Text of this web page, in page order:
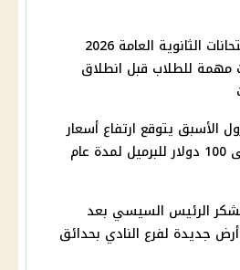
جدول امتحانات الثانوية العامة 2026
مهمة للطلاب قبل انطلاق
الأسبق يتوقع ارتفاع أسعار
يشكر الرئيس السيسي بعد
جديدة لفرع النادي بحدائق